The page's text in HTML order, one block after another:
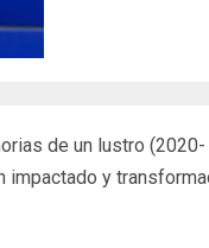
de un lustro (2020-
impactado y